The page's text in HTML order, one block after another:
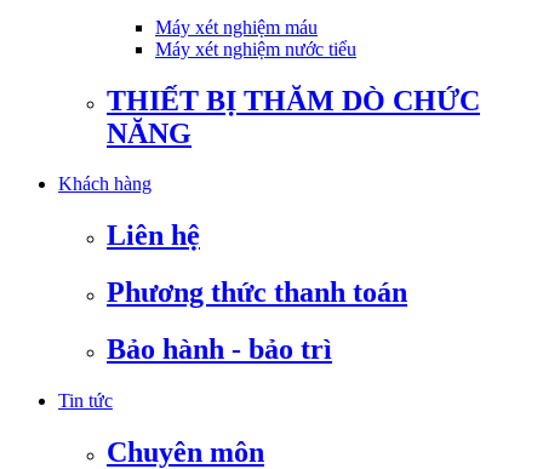
Máy xét nghiệm máu
Máy xét nghiệm nước tiểu
THIẾT BỊ THĂM DÒ CHỨC
NĂNG
Khách hàng
Liên hệ
Phương thức thanh toán
Bảo hành - bảo trì
Tin tức
Chuyên môn